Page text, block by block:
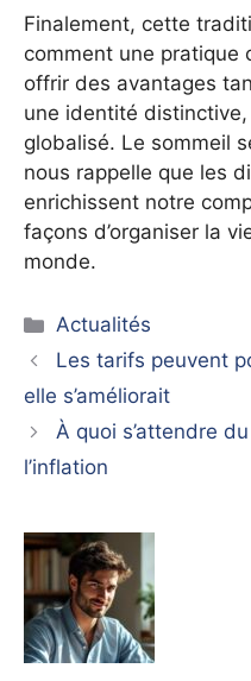
Finalement, cette
comment une pratique
offrir des avantages
une identité
globalisé. Le sommeil
nous rappelle que les
enrichissent notre
façons d’organiser la
monde.
Catégories
Actualités
Les tarifs peuvent
elle s’améliorait
À quoi s’attendre
l’inflation